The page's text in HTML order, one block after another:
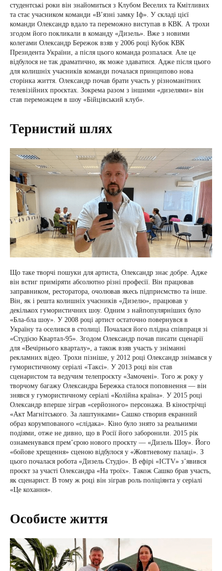
студентські роки він знайомиться з Клубом Веселих та Кмітливих
та стає учасником команди «В’язні замку Іф». У складі цієї
команди Олександр вдало та переможно виступав в КВК. А трохи
згодом його покликали в команду «Дизель». Вже з новими
колегами Олександр Бережок взяв у 2006 році Кубок КВК
Президента України, а після цього команда розпалася. Але це
відбулося не так драматично, як може здаватися. Адже після цього
для колишніх учасників команди почалася принципово нова
сторінка життя. Олександр почав брати участь у різноманітних
телевізійних проєктах. Зокрема разом з іншими «дизелями» він
став переможцем в шоу «Бійцівський клуб».
Тернистий шлях
Що таке творчі пошуки для артиста, Олександр знає добре. Адже
він встиг приміряти абсолютно різні професії. Він працював
заправником, ресторатора, очолював якесь підприємство та інше.
Він, як і решта колишніх учасників «Дизелю», працював у
декількох гумористичних шоу. Одним з найпопулярніших було
«Бла-бла шоу». У 2008 році артист остаточно повернувся в
Україну та оселився в столиці. Почалася його плідна співпраця зі
«Студією Квартал-95». Згодом Олександр почав писати сценарії
для «Вечірнього кварталу», а також взяв участь у зніманні
рекламних відео. Трохи пізніше, у 2012 році Олександр знімався у
гумористичному серіалі «Таксі». У 2013 році він став
сценаристом та ведучим телепроєкту «Замочені». Того ж року у
творчому багажу Олександра Бережка сталося поповнення — він
знявся у гумористичному серіалі «Колійна країна». У 2015 році
Олександр вперше зіграв «серйозного» персонажа. В кінострічці
«Акт Магнітського. За лаштунками» Сашко створив екранний
образ корумпованого «слідака». Кіно було знято за реальними
подіями, отже не дивно, що в Росії його заборонили. 2015 рік
ознаменувався прем’єрою нового проєкту — «Дизель Шоу». Його
«бойове хрещення» сценою відбулося у «Жовтневому палаці». З
цього почалася робота «Дизель Студіо». В ефірі «ICTV» з’явився
проєкт за участі Олександра «На троїх». Також Сашко брав участь,
як сценарист. В тому ж році він зіграв роль поліціянта у серіалі
«Це кохання».
Особисте життя